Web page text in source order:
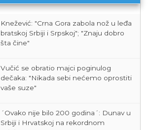
Knežević: "Crna Gora zabola nož u leđa
bratskoj Srbiji i Srpskoj"; "Znaju dobro
šta čine"
Vučić se obratio majci poginulog
dečaka: "Nikada sebi nećemo oprostiti
vaše suze"
´Ovako nije bilo 200 godina´: Dunav u
Srbiji i Hrvatskoj na rekordnom